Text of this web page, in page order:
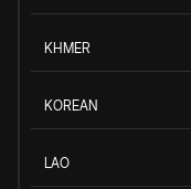
KHMER
KOREAN
LAO